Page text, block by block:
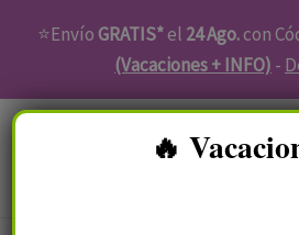
⭐Envío GRATIS*el 24 Ago.con
(Vacaciones + INFO) -
🔥